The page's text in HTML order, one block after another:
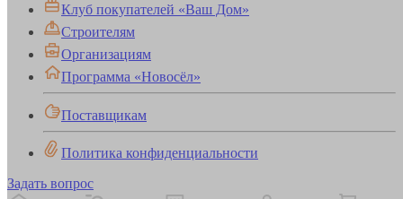
Клуб покупателей «Ваш Дом»
Строителям
Организациям
Программа «Новосёл»
Поставщикам
Политика конфиденциальности
Задать вопрос